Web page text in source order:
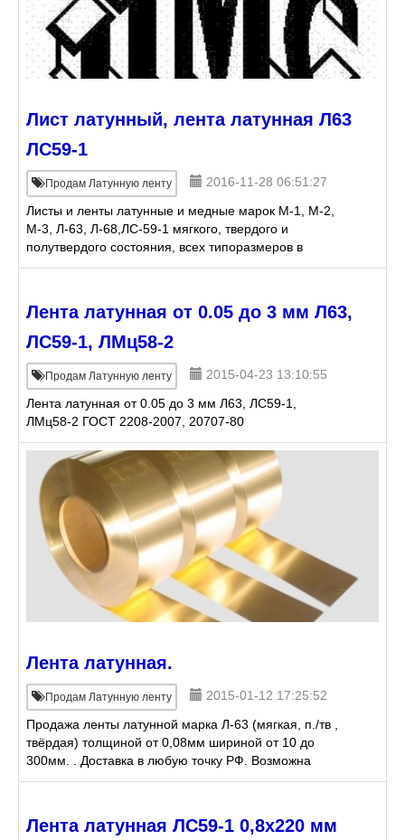
Лист латунный, лента латунная Л63
ЛС59-1
Продам Латунную ленту
2016-11-28 06:51:27
Листы и ленты латунные и медные марок М-1, М-2,
М-3, Л-63, Л-68,ЛС-59-1 мягкого, твердого и
полутвердого состояния, всех типоразмеров в
любом кол-ве - по оптовым ценам. Тел. (343) 383-
Лента латунная от 0.05 до 3 мм Л63,
ЛС59-1, ЛМц58-2
Продам Латунную ленту
2015-04-23 13:10:55
Лента латунная от 0.05 до 3 мм Л63, ЛС59-1,
ЛМц58-2 ГОСТ 2208-2007, 20707-80
Лента латунная.
Продам Латунную ленту
2015-01-12 17:25:52
Продажа ленты латунной марка Л-63 (мягкая, п./тв ,
твёрдая) толщиной от 0,08мм шириной от 10 до
300мм. . Доставка в любую точку РФ. Возможна
доставка по Екатеринбургу или сдача товара в
Лента латунная ЛС59-1 0,8х220 мм